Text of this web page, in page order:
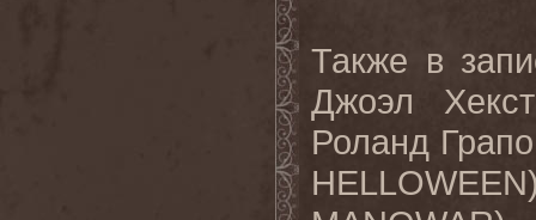
Также в
Джоэл
Роланд